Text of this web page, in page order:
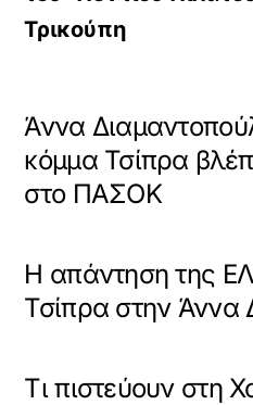
Τρικούπη
Άννα
κόμμα Τσίπρα
στο ΠΑΣΟΚ
Η απάντηση της
Τσίπρα στην Άννα
Τι πιστεύουν στη